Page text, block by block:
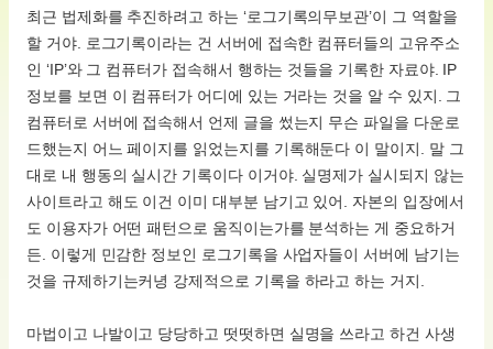
최근 법제화를 추진하려고 하는 ‘로그기록의무보관’이 그 역할을
할 거야. 로그기록이라는 건 서버에 접속한 컴퓨터들의 고유주소
인 ‘IP’와 그 컴퓨터가 접속해서 행하는 것들을 기록한 자료야. IP
정보를 보면 이 컴퓨터가 어디에 있는 거라는 것을 알 수 있지. 그
컴퓨터로 서버에 접속해서 언제 글을 썼는지 무슨 파일을 다운로
드했는지 어느 페이지를 읽었는지를 기록해둔다 이 말이지. 말 그
대로 내 행동의 실시간 기록이다 이거야. 실명제가 실시되지 않는
사이트라고 해도 이건 이미 대부분 남기고 있어. 자본의 입장에서
도 이용자가 어떤 패턴으로 움직이는가를 분석하는 게 중요하거
든. 이렇게 민감한 정보인 로그기록을 사업자들이 서버에 남기는
것을 규제하기는커녕 강제적으로 기록을 하라고 하는 거지.
마법이고 나발이고 당당하고 떳떳하면 실명을 쓰라고 하건 사생